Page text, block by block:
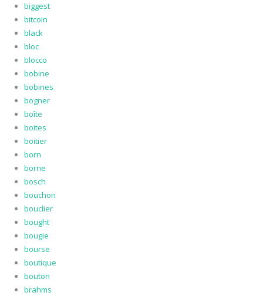
biggest
bitcoin
black
bloc
blocco
bobine
bobines
bogner
boîte
boites
boitier
born
borne
bosch
bouchon
bouclier
bought
bougie
bourse
boutique
bouton
brahms